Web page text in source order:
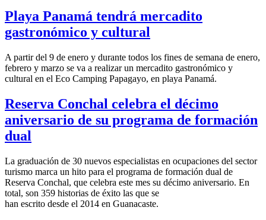
Playa Panamá tendrá mercadito
gastronómico y cultural
A partir del 9 de enero y durante todos los fines de semana de enero,
febrero y marzo se va a realizar un mercadito gastronómico y
cultural en el Eco Camping Papagayo, en playa Panamá.
Reserva Conchal celebra el décimo
aniversario de su programa de formación
dual
La graduación de 30 nuevos especialistas en ocupaciones del sector
turismo marca un hito para el programa de formación dual de
Reserva Conchal, que celebra este mes su décimo aniversario. En
total, son 359 historias de éxito las que se
han escrito desde el 2014 en Guanacaste.